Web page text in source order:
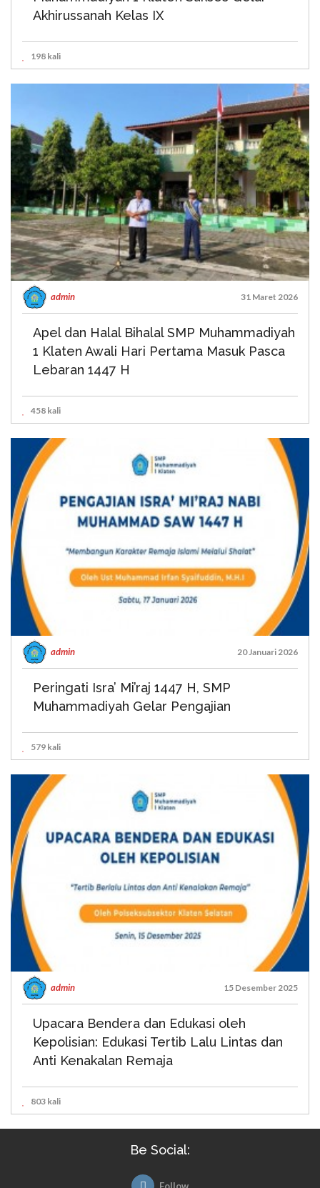
Akhirussanah Kelas IX
198 kali
admin 31 Maret 2026
Apel dan Halal Bihalal SMP Muhammadiyah
1 Klaten Awali Hari Pertama Masuk Pasca
Lebaran 1447 H
458 kali
admin 20 Januari 2026
Peringati Isra’ Mi’raj 1447 H, SMP
Muhammadiyah Gelar Pengajian
579 kali
admin 15 Desember 2025
Upacara Bendera dan Edukasi oleh
Kepolisian: Edukasi Tertib Lalu Lintas dan
Anti Kenakalan Remaja
803 kali
Be Social: